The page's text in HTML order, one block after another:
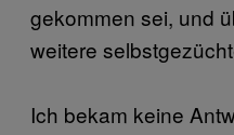
gekommen sei, und
weitere
Ich bekam keine